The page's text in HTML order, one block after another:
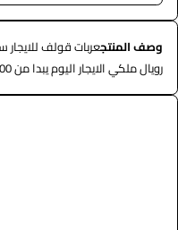
وصف المنتج
رويال ملكي الايجار اليوم يبدا من 500ريال --- مواصفات المنتج --- • عربات